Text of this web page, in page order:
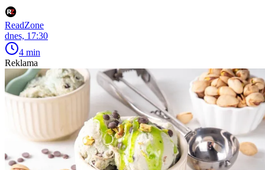
ReadZone
dnes, 17:30
4 min
Reklama